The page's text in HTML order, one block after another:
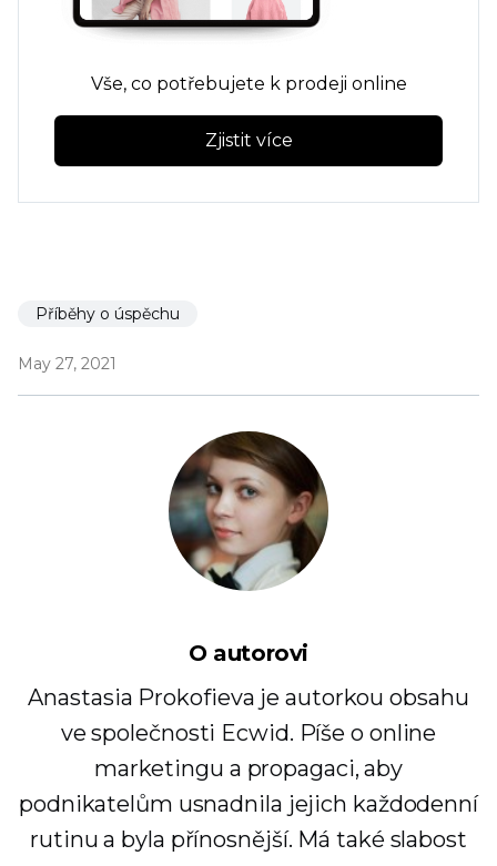
Vše, co potřebujete k prodeji online
Zjistit více
Příběhy o úspěchu
May 27, 2021
O autorovi
Anastasia Prokofieva je autorkou obsahu
ve společnosti Ecwid. Píše o online
marketingu a propagaci, aby
podnikatelům usnadnila jejich každodenní
rutinu a byla přínosnější. Má také slabost